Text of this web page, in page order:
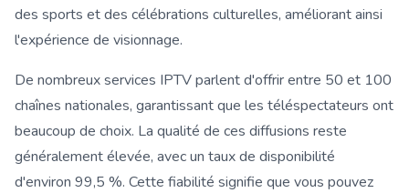
des sports et des célébrations culturelles, améliorant ainsi
l'expérience de visionnage.
De nombreux services IPTV parlent d'offrir entre 50 et 100
chaînes nationales, garantissant que les téléspectateurs ont
beaucoup de choix. La qualité de ces diffusions reste
généralement élevée, avec un taux de disponibilité
d'environ 99,5 %. Cette fiabilité signifie que vous pouvez